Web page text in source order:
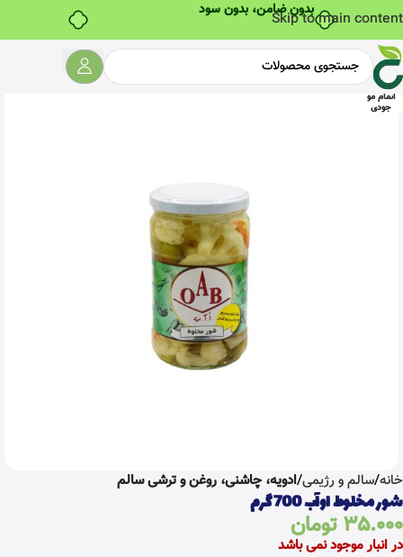
بدون ضامن، بدون سودSkip to main content
اتمام مو
جودی
خانه سالم و رژیمی ادویه، چاشنی، روغن و ترشی سالم
شور مخلوط اوآب 700 گرم
35.000تومان
در انبار موجود نمی باشد